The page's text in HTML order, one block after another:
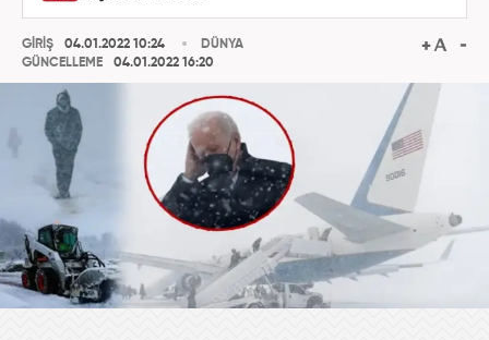
GİRİŞ
04.01.2022 10:24
GÜNCELLEME
04.01.2022 16:20
DÜNYA